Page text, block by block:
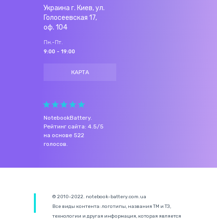
Украина г. Киев, ул.
Голосеевская 17,
оф. 104
Пн.-Пт.
9:00 - 19:00
КАРТА
NotebookBattery.
Рейтинг сайта: 4.5/5
на основе 522
голосов.
© 2010-2022. notebook-battery.com.ua
Все виды контента: логотипы, названия ТМ и ТЗ,
технологии и другая информация, которая является